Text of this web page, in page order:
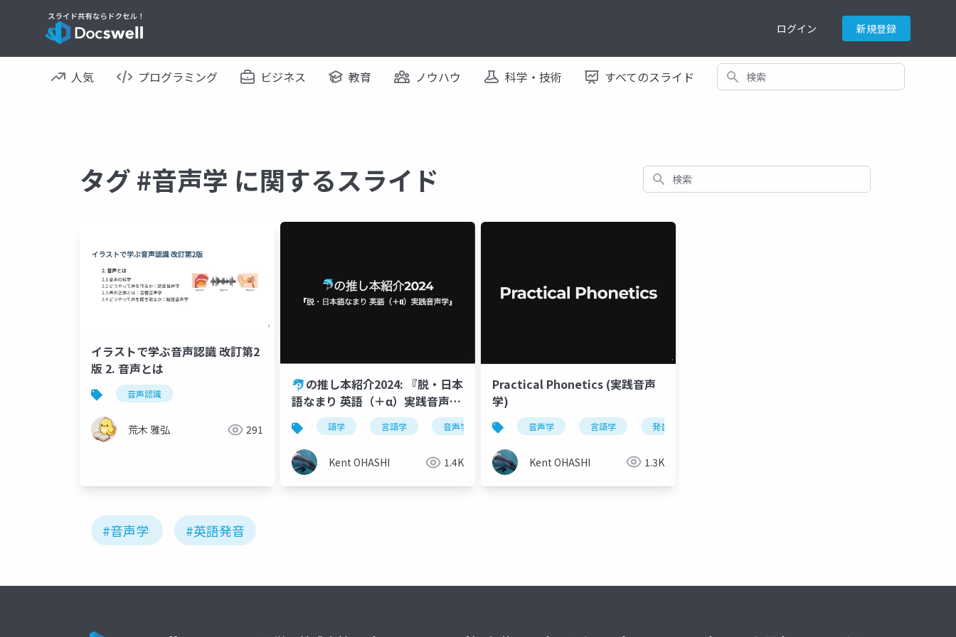
ログイン 新規登録
人気 プログラミング ビジネス 教育 ノウハウ 科学・技術 すべてのスライド 検索
タグ #音声学 に関するスライド 検索
イラストで学ぶ音声認識 改訂第2
版 2. 音声とは
音声認識
荒木 雅弘 291
🐬の推し本紹介2024: 『脱・日本
語なまり 英語（＋α）実践音声
学』
語学 言語学 音声学 日本語 英語 発音
Kent OHASHI 1.4K
Practical Phonetics (実践音声
学)
音声学 言語学 発音
Kent OHASHI 1.3K
#音声学 #英語発音